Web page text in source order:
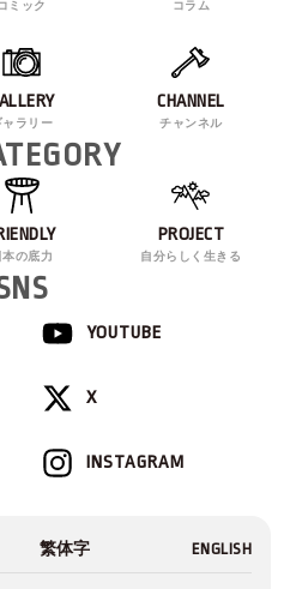
ミック コラム
ャラリー
CHANNEL
チャンネル
本の底力
PROJECT
自分らしく生きる
YOUTUBE
X
INSTAGRAM